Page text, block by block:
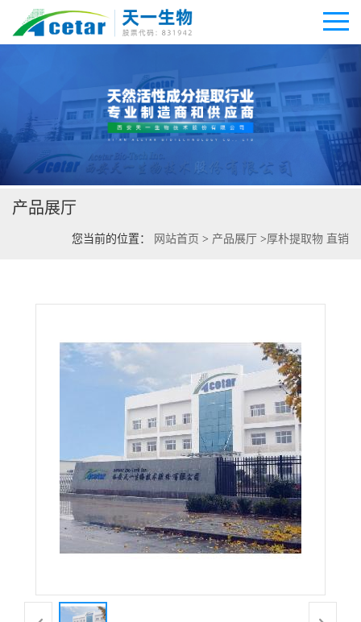
公司首页
公司介绍
公司动态
产品展厅
您当前的位置： 网站首页 > 产品展厅 >厚朴提取物 直销